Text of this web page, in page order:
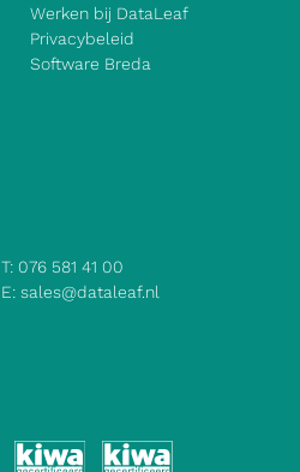
Werken bij DataLeaf
Privacybeleid
Software Breda
T:076 581 41 00
E:sales@dataleaf.nl